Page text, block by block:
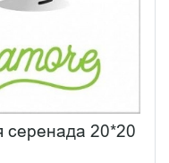
серенада 20*20